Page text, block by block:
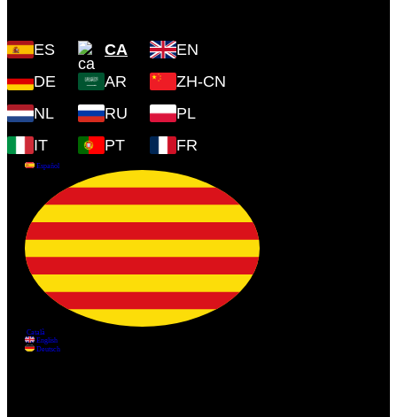
ES CA
EN
DE
AR
ZH-CN
NL
RU
PL
IT
PT FR